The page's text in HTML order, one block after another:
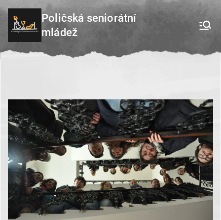
Přeskočit
Poličská seniorátní
mládež